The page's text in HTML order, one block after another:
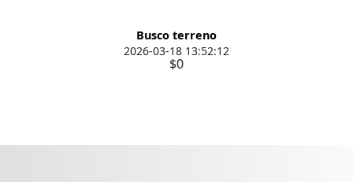
Busco terreno
2026-03-18 13:52:12
$0